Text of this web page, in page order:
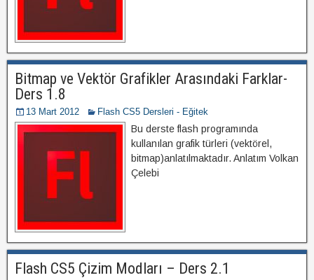
Bitmap ve Vektör Grafikler Arasındaki Farklar-
Ders 1.8
13 Mart 2012 Flash CS5 Dersleri - Eğitek
Bu derste flash programında
kullanılan grafik türleri (vektörel,
bitmap)anlatılmaktadır. Anlatım Volkan
Çelebi
Flash CS5 Çizim Modları – Ders 2.1